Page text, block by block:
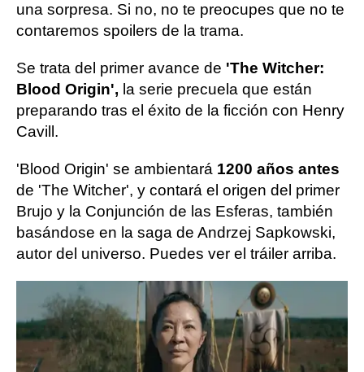
una sorpresa. Si no, no te preocupes que no te
contaremos spoilers de la trama.
Se trata del primer avance de 'The Witcher:
Blood Origin', la serie precuela que están
preparando tras el éxito de la ficción con Henry
Cavill.
'Blood Origin' se ambientará 1200 años antes
de 'The Witcher', y contará el origen del primer
Brujo y la Conjunción de las Esferas, también
basándose en la saga de Andrzej Sapkowski,
autor del universo. Puedes ver el tráiler arriba.